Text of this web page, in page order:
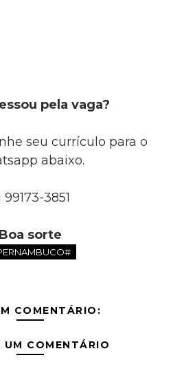
pela vaga?
seu currículo para o
abaixo.
99173-3851
Boa sorte
COMENTÁRIO:
UM COMENTÁRIO